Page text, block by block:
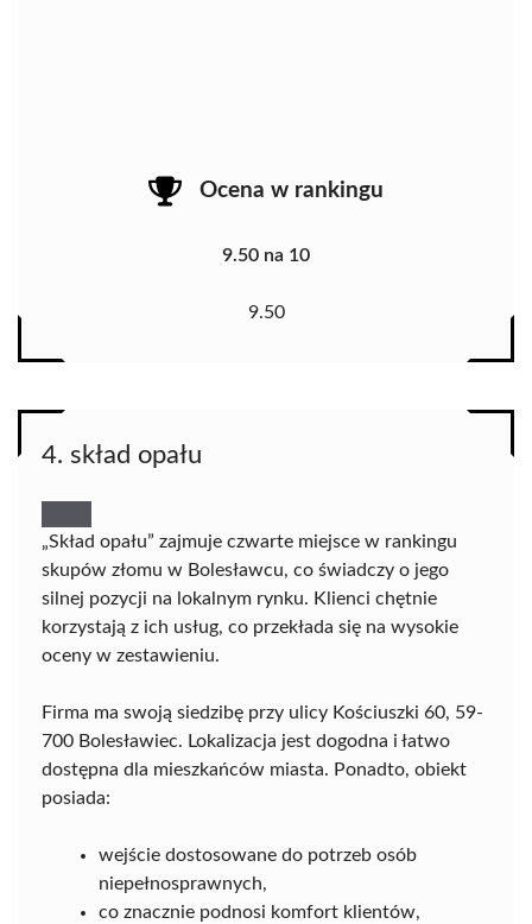
Ocena w rankingu
9.50 na 10
9.50
4. skład opału
„Skład opału” zajmuje czwarte miejsce w rankingu
skupów złomu w Bolesławcu, co świadczy o jego
silnej pozycji na lokalnym rynku. Klienci chętnie
korzystają z ich usług, co przekłada się na wysokie
oceny w zestawieniu.
Firma ma swoją siedzibę przy ulicy Kościuszki 60, 59-
700 Bolesławiec. Lokalizacja jest dogodna i łatwo
dostępna dla mieszkańców miasta. Ponadto, obiekt
posiada:
wejście dostosowane do potrzeb osób
niepełnosprawnych,
co znacznie podnosi komfort klientów,